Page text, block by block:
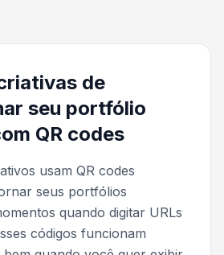
de
seu portfólio
QR codes
usam QR codes
seus portfólios
quando digitar URLs
códigos funcionam